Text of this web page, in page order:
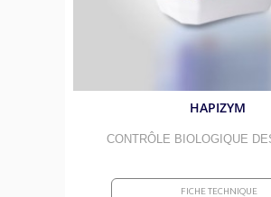
HAPIZYM
CONTRÔLE BIOLOGIQUE
FICHE TECHNIQUE